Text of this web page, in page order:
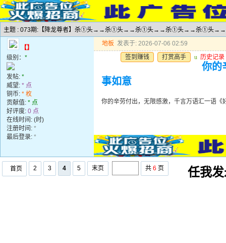
主题 : 073期:【降龙尊者】杀①头→→杀①头→→杀①头→→杀①头→→杀①头→→
【】
级别： *
发帖: *
威望: * 点
铜币: * 枚
贡献值: * 点
好评度: 0 点
在线时间: (时)
注册时间: *
最后登录: *
地板 发表于: 2026-07-06 02:59
签到赚钱
打赏高手 u 历史记录
你的
事如意
你的辛劳付出，无限感激，千言万语汇一语《
首页 2 3 4 5 末页 共 6 页 任我发